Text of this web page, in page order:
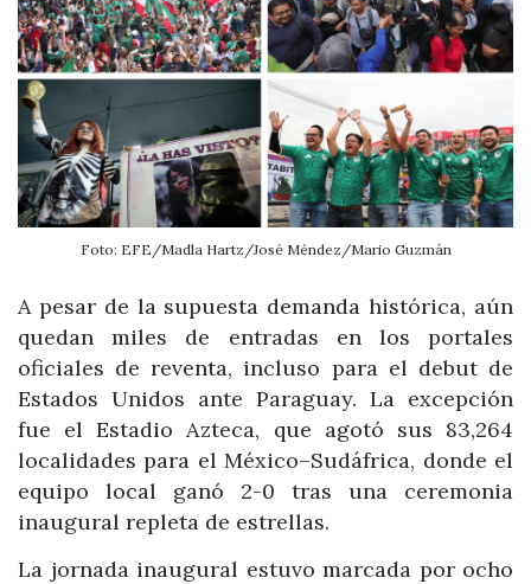
Foto: EFE/Madla Hartz/José Méndez/Mario Guzmán
A pesar de la supuesta demanda histórica, aún
quedan miles de entradas en los portales
oficiales de reventa, incluso para el debut de
Estados Unidos ante Paraguay. La excepción
fue el Estadio Azteca, que agotó sus 83,264
localidades para el México–Sudáfrica, donde el
equipo local ganó 2-0 tras una ceremonia
inaugural repleta de estrellas.
La jornada inaugural estuvo marcada por ocho